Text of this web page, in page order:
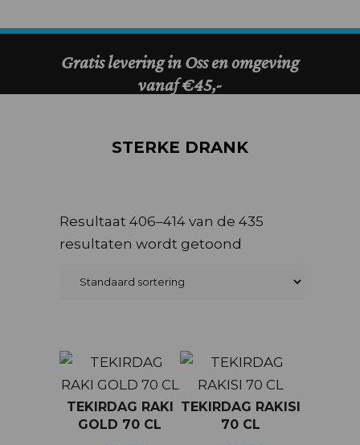
STERKE DRANK
Resultaat 406–414 van de 435
resultaten wordt getoond
TEKIRDAG RAKI
GOLD 70 CL
TEKIRDAG RAKISI
70 CL